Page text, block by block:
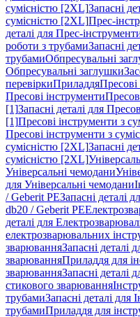
сумісністю [2XL]Запасні
сумісністю [2XL]Прес-
деталі для Прес-
роботи з трубамиЗапасні
трубамиОбпресувальні
Обпресувальні заглушки
перевіркиПриладдяПресові
Пресові інструменти
[1]Запасні деталі для
[1]Пресові інструменти з
Пресові інструменти з
сумісністю [2XL]Запасні
сумісністю [2XL]
Універсальні чемодани
для Універсальні чемодани
/ Geberit PEЗапасні деталі
db20 / Geberit PE
деталі для
електрозварювальних
зварюванняЗапасні деталі
зварюванняПриладдя для
зварюванняЗапасні деталі
стикового зварювання
трубамиЗапасні деталі для
трубамиПриладдя для